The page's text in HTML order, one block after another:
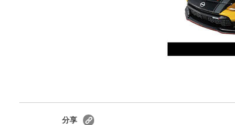
分享